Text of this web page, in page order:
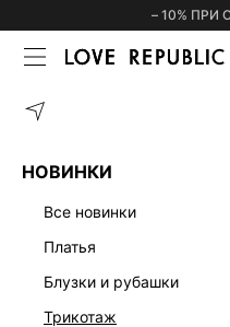
– 10% ПРИ
НОВИНКИ
все новинки
платья
блузки и рубашки
трикотаж
ГЛАВНАЯ